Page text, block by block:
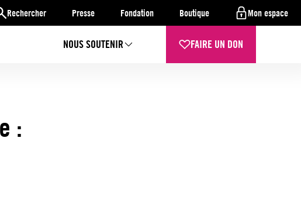
Rechercher Presse Fondation Boutique Mon espace
NOUS SOUTENIR FAIRE UN DON
: